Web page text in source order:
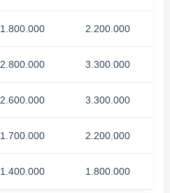
1.800.000 2.200.000
2.800.000 3.300.000
2.600.000 3.300.000
1.700.000 2.200.000
1.400.000 1.800.000